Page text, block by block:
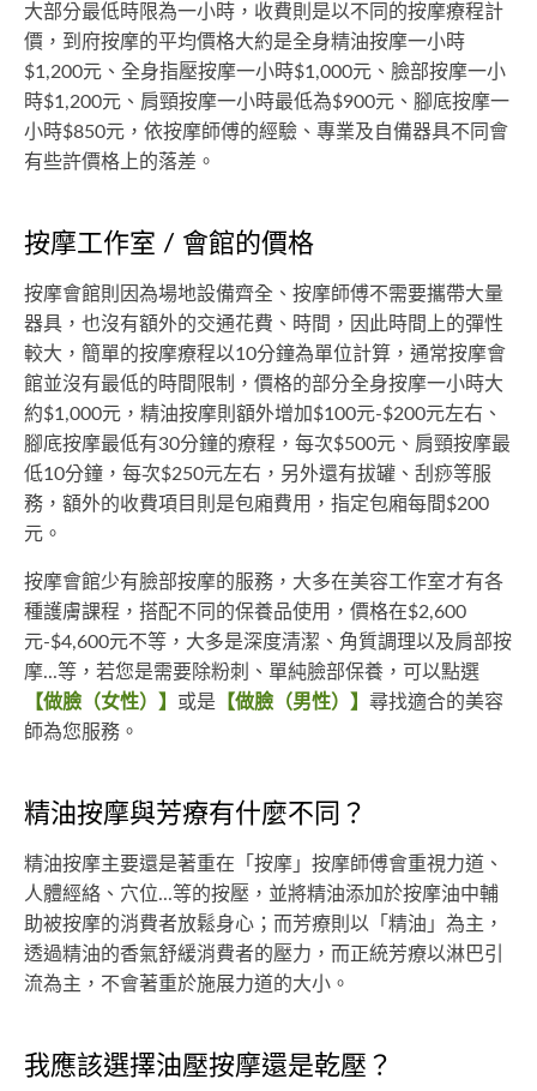
大部分最低時限為一小時，收費則是以不同的按摩療程計
價，到府按摩的平均價格大約是全身精油按摩一小時
$1,200元、全身指壓按摩一小時$1,000元、臉部按摩一小
時$1,200元、肩頸按摩一小時最低為$900元、腳底按摩一
小時$850元，依按摩師傅的經驗、專業及自備器具不同會
有些許價格上的落差。
按摩工作室 / 會館的價格
按摩會館則因為場地設備齊全、按摩師傅不需要攜帶大量
器具，也沒有額外的交通花費、時間，因此時間上的彈性
較大，簡單的按摩療程以10分鐘為單位計算，通常按摩會
館並沒有最低的時間限制，價格的部分全身按摩一小時大
約$1,000元，精油按摩則額外增加$100元-$200元左右、
腳底按摩最低有30分鐘的療程，每次$500元、肩頸按摩最
低10分鐘，每次$250元左右，另外還有拔罐、刮痧等服
務，額外的收費項目則是包廂費用，指定包廂每間$200
元。
按摩會館少有臉部按摩的服務，大多在美容工作室才有各
種護膚課程，搭配不同的保養品使用，價格在$2,600
元-$4,600元不等，大多是深度清潔、角質調理以及肩部按
摩...等，若您是需要除粉刺、單純臉部保養，可以點選
【做臉（女性）】 或是 【做臉（男性）】 尋找適合的美容
師為您服務。
精油按摩與芳療有什麼不同？
精油按摩主要還是著重在「按摩」按摩師傅會重視力道、
人體經絡、穴位...等的按壓，並將精油添加於按摩油中輔
助被按摩的消費者放鬆身心；而芳療則以「精油」為主，
透過精油的香氣舒緩消費者的壓力，而正統芳療以淋巴引
流為主，不會著重於施展力道的大小。
我應該選擇油壓按摩還是乾壓？